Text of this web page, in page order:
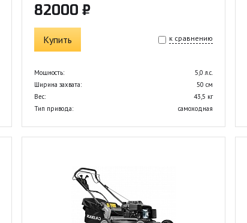
82000 ₽
Купить к сравнению
Мощность:
5,0 л.с.
Ширина захвата:
50 см
Вес:
43,5 кг
Тип привода:
самоходная